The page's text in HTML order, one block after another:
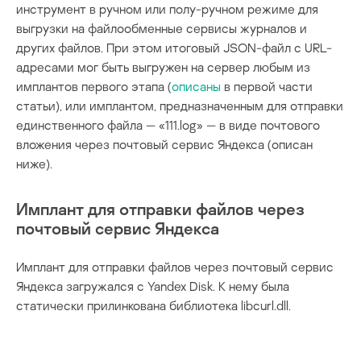
инструмент в ручном или полу-ручном режиме для
выгрузки на файлообменные сервисы журналов и
других файлов. При этом итоговый JSON-файл с URL-
адресами мог быть выгружен на сервер любым из
имплантов первого этапа (описаны в первой части
статьи), или имплантом, предназначенным для отправки
единственного файла — «111.log» — в виде почтового
вложения через почтовый сервис Яндекса (описан
ниже).
Имплант для отправки файлов через
почтовый сервис Яндекса
Имплант для отправки файлов через почтовый сервис
Яндекса загружался с Yandex Disk. К нему была
статически прилинкована библиотека libcurl.dll.